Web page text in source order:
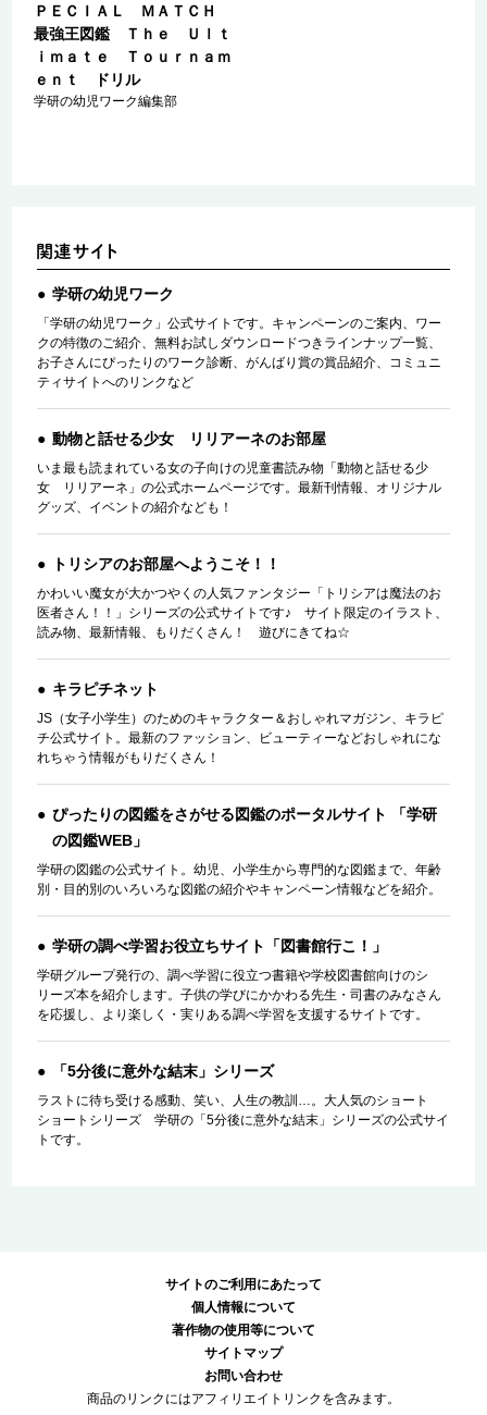
ＰＥＣＩＡＬ ＭＡＴＣＨ
最強王図鑑 Ｔｈｅ Ｕｌｔ
ｉｍａｔｅ Ｔｏｕｒｎａｍ
ｅｎｔ ドリル
学研の幼児ワーク編集部
学研の幼児ワーク
「学研の幼児ワーク」公式サイトです。キャンペーンのご案内、ワー
クの特徴のご紹介、無料お試しダウンロードつきラインナップ一覧、
お子さんにぴったりのワーク診断、がんばり賞の賞品紹介、コミュニ
ティサイトへのリンクなど
動物と話せる少女 リリアーネのお部屋
いま最も読まれている女の子向けの児童書読み物「動物と話せる少
女 リリアーネ」の公式ホームページです。最新刊情報、オリジナル
グッズ、イベントの紹介なども！
トリシアのお部屋へようこそ！！
かわいい魔女が大かつやくの人気ファンタジー「トリシアは魔法のお
医者さん！！」シリーズの公式サイトです♪ サイト限定のイラスト、
読み物、最新情報、もりだくさん！ 遊びにきてね☆
キラピチネット
JS（女子小学生）のためのキャラクター＆おしゃれマガジン、キラピ
チ公式サイト。最新のファッション、ビューティーなどおしゃれにな
れちゃう情報がもりだくさん！
ぴったりの図鑑をさがせる図鑑のポータルサイト 「学研
の図鑑WEB」
学研の図鑑の公式サイト。幼児、小学生から専門的な図鑑まで、年齢
別・目的別のいろいろな図鑑の紹介やキャンペーン情報などを紹介。
学研の調べ学習お役立ちサイト「図書館行こ！」
学研グループ発行の、調べ学習に役立つ書籍や学校図書館向けのシ
リーズ本を紹介します。子供の学びにかかわる先生・司書のみなさん
を応援し、より楽しく・実りある調べ学習を支援するサイトです。
「5分後に意外な結末」シリーズ
ラストに待ち受ける感動、笑い、人生の教訓…。大人気のショート
ショートシリーズ 学研の「5分後に意外な結末」シリーズの公式サイ
トです。
サイトのご利用にあたって
個人情報について
著作物の使用等について
サイトマップ
お問い合わせ
商品のリンクにはアフィリエイトリンクを含みます。